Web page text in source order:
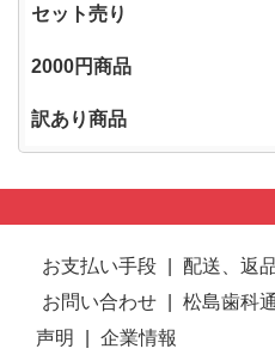
セット売り
2000円商品
訳あり商品
お支払い手段 配送、返
お問い合わせ
松島歯科
声明
企業情報